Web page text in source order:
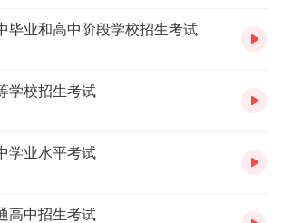
毕业和高中阶段学校招生考试
学校招生考试
学业水平考试
高中招生考试